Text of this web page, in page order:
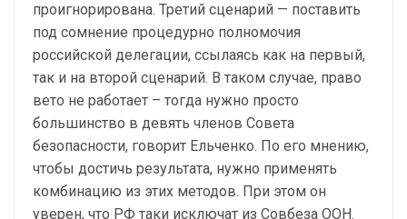
проигнорирована. Третий сценарий — поставить
под сомнение процедурно полномочия
российской делегации, ссылаясь как на первый,
так и на второй сценарий. В таком случае, право
вето не работает – тогда нужно просто
большинство в девять членов Совета
безопасности, говорит Ельченко. По его мнению,
чтобы достичь результата, нужно применять
комбинацию из этих методов. При этом он
уверен, что РФ таки исключат из Совбеза ООН.